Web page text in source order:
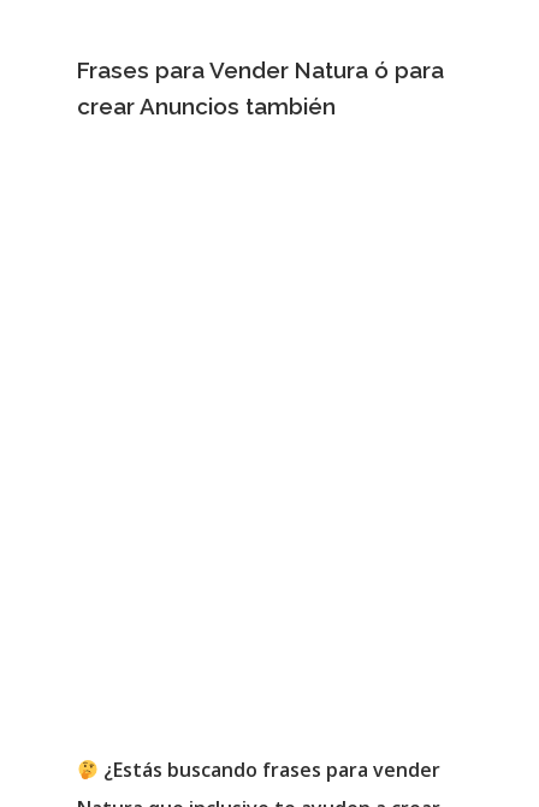
Frases para Vender Natura ó para
crear Anuncios también
¿Estás buscando frases para vender